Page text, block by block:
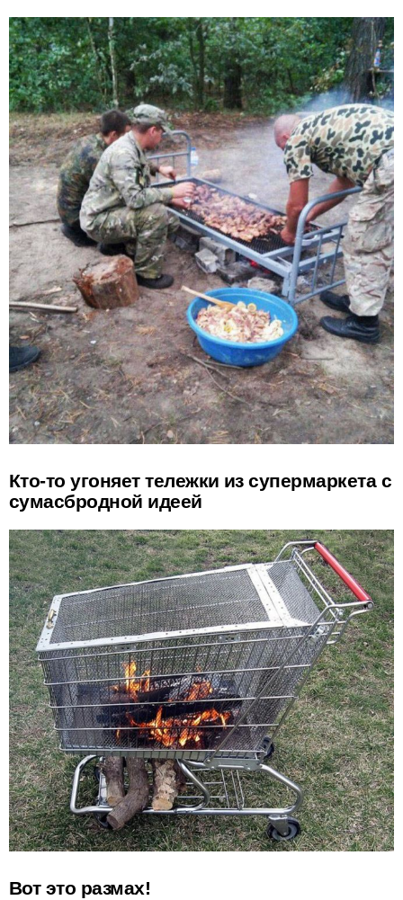
Кто-то угоняет тележки из супермаркета с
сумасбродной идеей
Вот это размах!